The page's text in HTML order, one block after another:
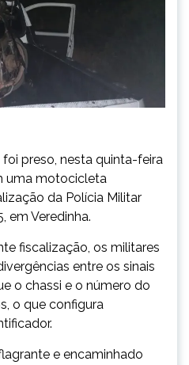
preso, nesta quinta-feira
uma motocicleta
da Polícia Militar
em Veredinha.
fiscalização, os militares
entre os sinais
o chassi e o número do
o que configura
e encaminhado